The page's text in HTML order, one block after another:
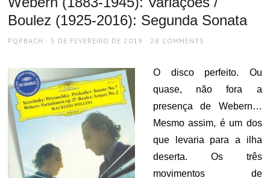
Boulez (1925-2016): Segunda Sonata
AUTHOR
PQPBACH
POSTED
5 DE FEVEREIRO DE 2019 28 COMMENTS
O disco perfeito. Ou
quase, não fora a
presença de Webern…
Mesmo assim, é um dos
que levaria para a ilha
deserta. Os três
movimentos de